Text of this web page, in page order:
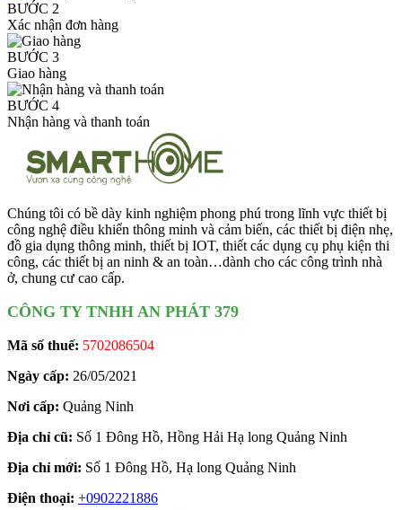
BƯỚC 2
Xác nhận đơn hàng
BƯỚC 3
Giao hàng
BƯỚC 4
Nhận hàng và thanh toán
Chúng tôi có bề dày kinh nghiệm phong phú trong lĩnh vực thiết bị
công nghệ điều khiển thông minh và cảm biến, các thiết bị điện nhẹ,
đồ gia dụng thông minh, thiết bị IOT, thiết các dụng cụ phụ kiện thi
công, các thiết bị an ninh & an toàn…dành cho các công trình nhà
ở, chung cư cao cấp.
CÔNG TY TNHH AN PHÁT 379
Mã số thuế: 5702086504
Ngày cấp: 26/05/2021
Nơi cấp: Quảng Ninh
Địa chỉ cũ: Số 1 Đông Hồ, Hồng Hải Hạ long Quảng Ninh
Địa chỉ mới: Số 1 Đông Hồ, Hạ long Quảng Ninh
Điện thoại: +0902221886